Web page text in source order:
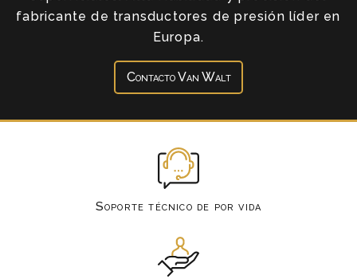
fabricante de transductores de presión líder en
Europa.
Contacto Van Walt
Soporte técnico de por vida